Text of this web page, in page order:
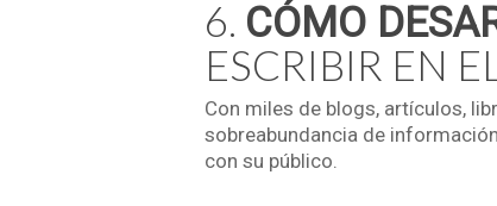
6. CÓMO
ESCRIBIR EN
Con miles de blogs, artículos,
sobreabundancia de
con su público.